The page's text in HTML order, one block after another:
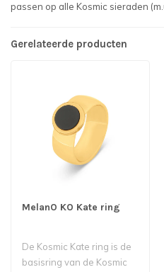
passen op alle Kosmic sieraden
Gerelateerde producten
MelanO KO Kate ring
De Kosmic Kate ring is de
basisring van de Kosmic